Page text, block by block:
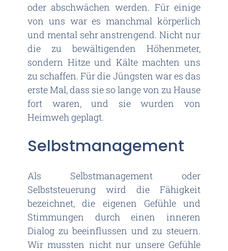
oder abschwächen werden. Für einige
von uns war es manchmal körperlich
und mental sehr anstrengend. Nicht nur
die zu bewältigenden Höhenmeter,
sondern Hitze und Kälte machten uns
zu schaffen. Für die Jüngsten war es das
erste Mal, dass sie so lange von zu Hause
fort waren, und sie wurden von
Heimweh geplagt.
Selbstmanagement
Als Selbstmanagement oder
Selbststeuerung wird die Fähigkeit
bezeichnet, die eigenen Gefühle und
Stimmungen durch einen inneren
Dialog zu beeinflussen und zu steuern.
Wir mussten nicht nur unsere Gefühle